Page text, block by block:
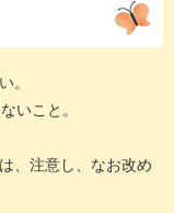
。
いこと。
、注意し、なお改め